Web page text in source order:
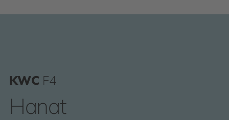
KWC F4
Hanat